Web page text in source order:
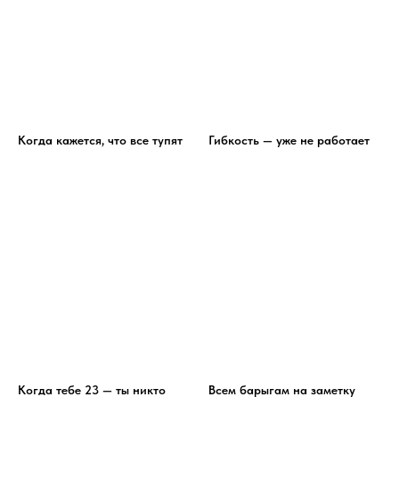
Когда кажется, что все тупят Гибкость — уже не работает
Когда тебе 23 — ты никто Всем барыгам на заметку